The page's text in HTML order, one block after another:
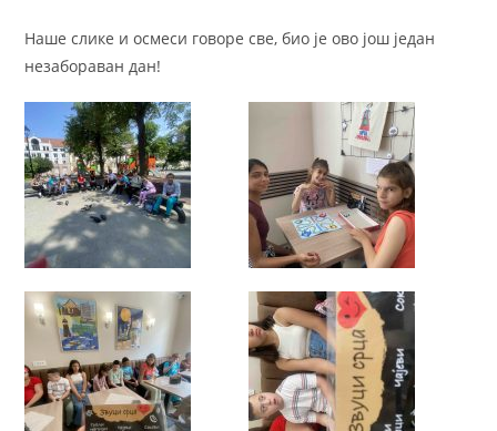
Наше слике и осмеси говоре све, био је ово још један
незабораван дан!